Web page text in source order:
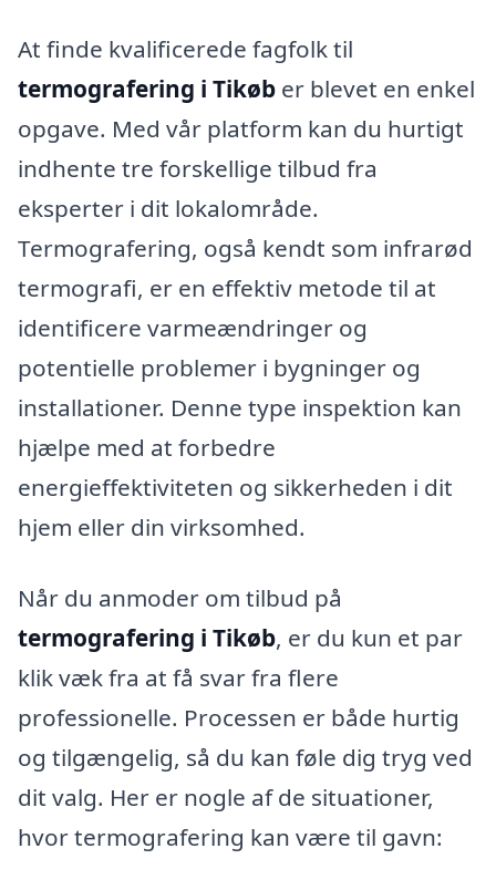
At finde kvalificerede fagfolk til
termografering i Tikøb er blevet en enkel
opgave. Med vår platform kan du hurtigt
indhente tre forskellige tilbud fra
eksperter i dit lokalområde.
Termografering, også kendt som infrarød
termografi, er en effektiv metode til at
identificere varmeændringer og
potentielle problemer i bygninger og
installationer. Denne type inspektion kan
hjælpe med at forbedre
energieffektiviteten og sikkerheden i dit
hjem eller din virksomhed.
Når du anmoder om tilbud på
termografering i Tikøb, er du kun et par
klik væk fra at få svar fra flere
professionelle. Processen er både hurtig
og tilgængelig, så du kan føle dig tryg ved
dit valg. Her er nogle af de situationer,
hvor termografering kan være til gavn: